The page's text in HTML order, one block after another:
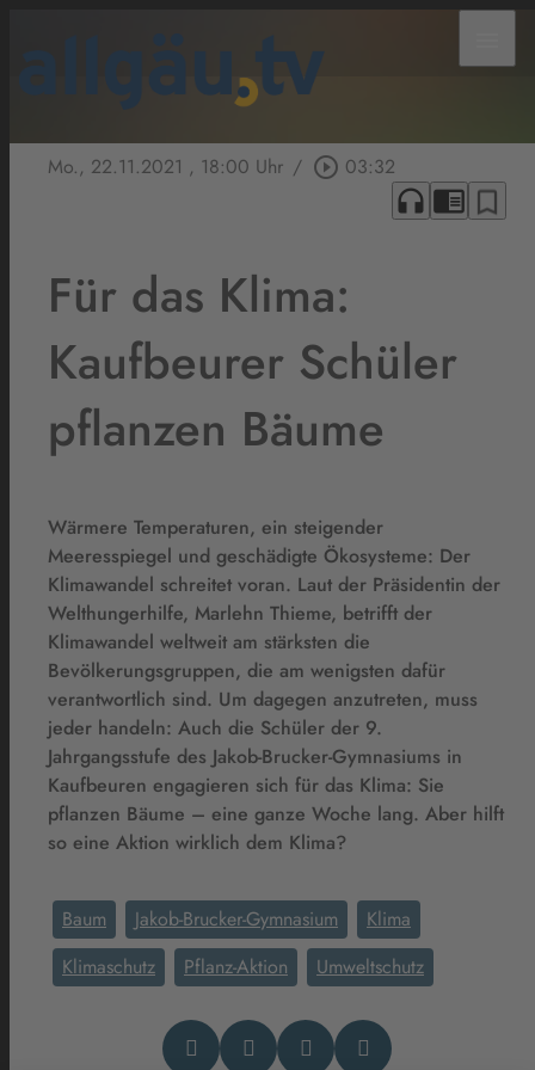
Mo., 22.11.2021 , 18:00 Uhr / play_circle_outline 03:32
headphones chrome_reader_mode bookmark_border
Für das Klima:
Kaufbeurer Schüler
pflanzen Bäume
Wärmere Temperaturen, ein steigender
Meeresspiegel und geschädigte Ökosysteme: Der
Klimawandel schreitet voran. Laut der Präsidentin der
Welthungerhilfe, Marlehn Thieme, betrifft der
Klimawandel weltweit am stärksten die
Bevölkerungsgruppen, die am wenigsten dafür
verantwortlich sind. Um dagegen anzutreten, muss
jeder handeln: Auch die Schüler der 9.
Jahrgangsstufe des Jakob-Brucker-Gymnasiums in
Kaufbeuren engagieren sich für das Klima: Sie
pflanzen Bäume – eine ganze Woche lang. Aber hilft
so eine Aktion wirklich dem Klima?
Baum Jakob-Brucker-Gymnasium
Klima
Klimaschutz
Pflanz-Aktion Umweltschutz